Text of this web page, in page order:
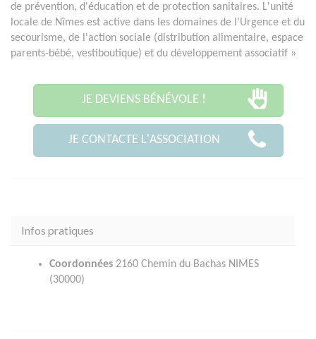
de prévention, d'éducation et de protection sanitaires. L'unité
locale de Nîmes est active dans les domaines de l'Urgence et du
secourisme, de l'action sociale (distribution alimentaire, espace
parents-bébé, vestiboutique) et du développement associatif »
JE DEVIENS BÉNÉVOLE !
JE CONTACTE L'ASSOCIATION
Infos pratiques
Coordonnées 2160 Chemin du Bachas NIMES
(30000)